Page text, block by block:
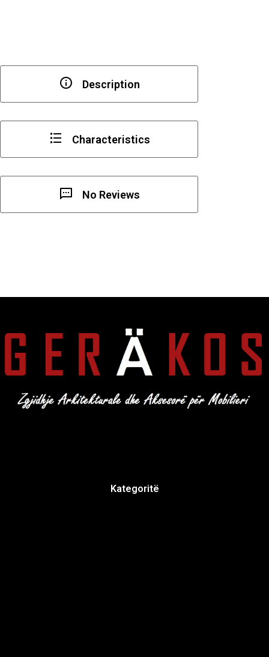
Description
Characteristics
No Reviews
Kategoritë